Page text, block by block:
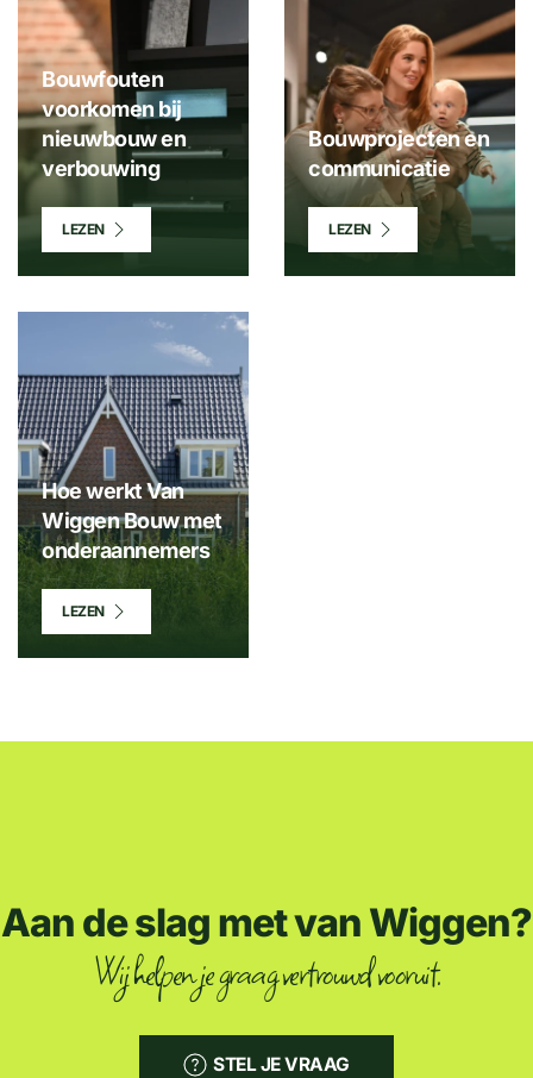
Bouwfouten
voorkomen bij
nieuwbouw en
verbouwing
LEZEN
Bouwprojecten en
communicatie
LEZEN
Hoe werkt Van
Wiggen Bouw met
onderaannemers
LEZEN
Aan de slag met van Wiggen?
Wij helpen je graag vertrouwd vooruit.
STEL JE VRAAG